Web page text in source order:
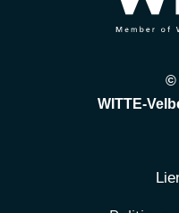
©
WITTE-